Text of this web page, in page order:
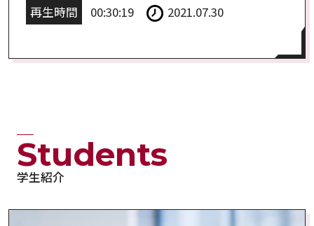
再生時間 00:30:19 2021.07.30
学生紹介
Students